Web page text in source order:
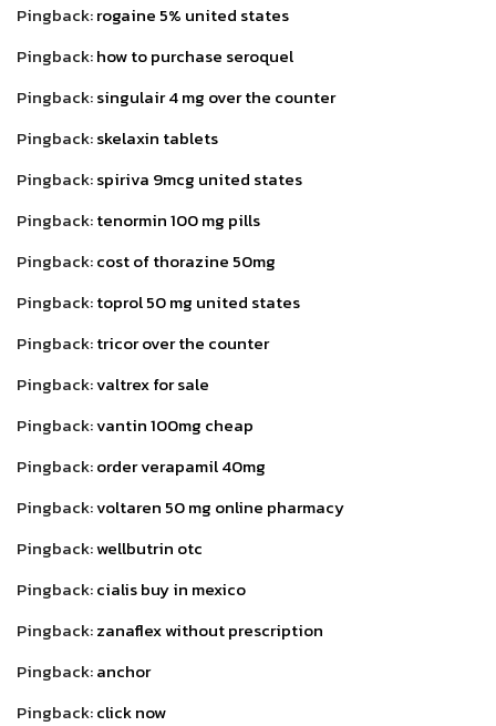
Pingback:rogaine 5% united states
Pingback:how to purchase seroquel
Pingback:singulair 4 mg over the counter
Pingback:skelaxin tablets
Pingback:spiriva 9mcg united states
Pingback:tenormin 100 mg pills
Pingback:cost of thorazine 50mg
Pingback:toprol 50 mg united states
Pingback:tricor over the counter
Pingback:valtrex for sale
Pingback:vantin 100mg cheap
Pingback:order verapamil 40mg
Pingback:voltaren 50 mg online pharmacy
Pingback:wellbutrin otc
Pingback:cialis buy in mexico
Pingback:zanaflex without prescription
Pingback:anchor
Pingback:click now